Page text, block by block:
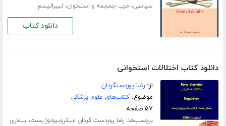
سیاسی،حزب جمجمه و استخوان، لیبرالیسم
دانلود کتاب
دانلود کتاب اختلالات استخوانی
از:رضا پوردستگردان
موضوع:کتاب‌های علوم پزشکی
۵۷ صفحه
برچسب‌ها:رضا پوردست گردان میکروبیولوژیست،بیماری